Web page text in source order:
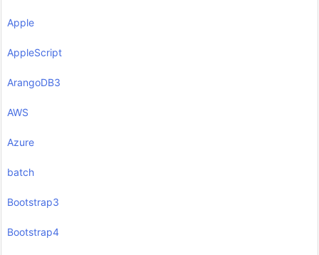
Apple
AppleScript
ArangoDB3
AWS
Azure
batch
Bootstrap3
Bootstrap4